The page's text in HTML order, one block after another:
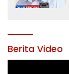
Berita Video